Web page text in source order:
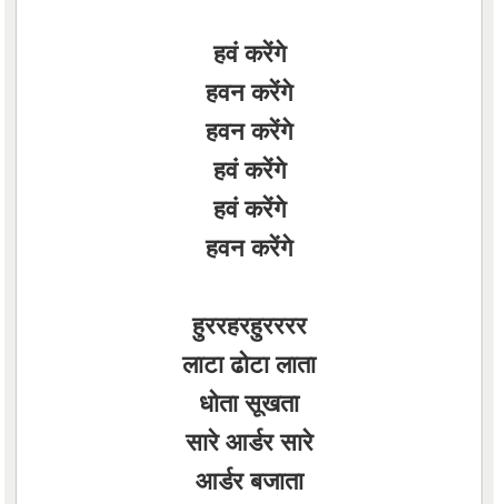
हवं करेंगे
हवन करेंगे
हवन करेंगे
हवं करेंगे
हवं करेंगे
हवन करेंगे
हुररहरहुरररर
लाटा ढोटा लाता
धोता सूखता
सारे आर्डर सारे
आर्डर बजाता